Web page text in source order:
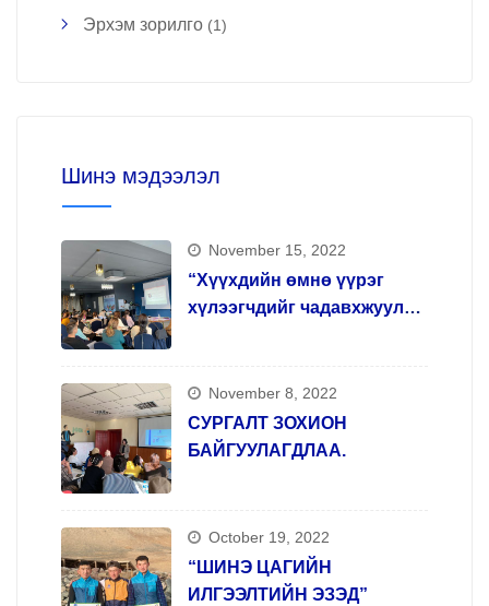
Эрхэм зорилго (1)
Шинэ мэдээлэл
November 15, 2022
“Хүүхдийн өмнө үүрэг
хүлээгчдийг чадавхжуулах,
явууллаа.
November 8, 2022
СУРГАЛТ ЗОХИОН
БАЙГУУЛАГДЛАА.
October 19, 2022
“ШИНЭ ЦАГИЙН
ИЛГЭЭЛТИЙН ЭЗЭД”